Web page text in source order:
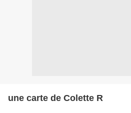
une carte de Colette R